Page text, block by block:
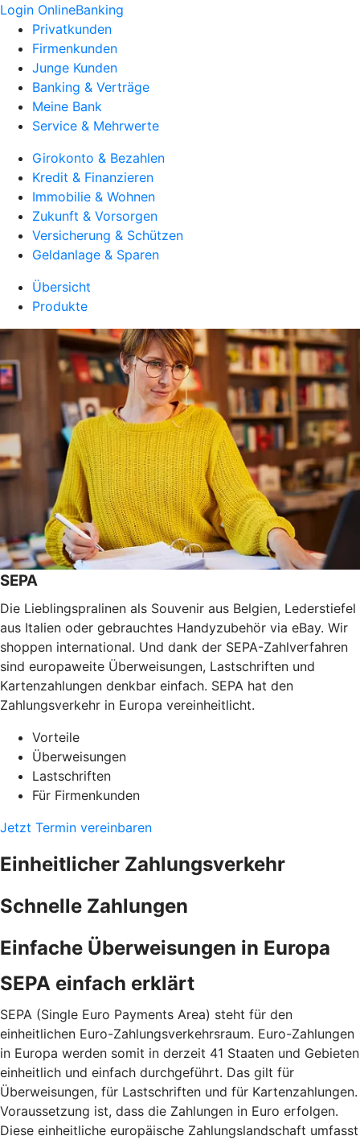
Login OnlineBanking
Privatkunden
Firmenkunden
Junge Kunden
Banking & Verträge
Meine Bank
Service & Mehrwerte
Girokonto & Bezahlen
Kredit & Finanzieren
Immobilie & Wohnen
Zukunft & Vorsorgen
Versicherung & Schützen
Geldanlage & Sparen
Übersicht
Produkte
SEPA
Die Lieblingspralinen als Souvenir aus Belgien, Lederstiefel
aus Italien oder gebrauchtes Handyzubehör via eBay. Wir
shoppen international. Und dank der SEPA-Zahlverfahren
sind europaweite Überweisungen, Lastschriften und
Kartenzahlungen denkbar einfach. SEPA hat den
Zahlungsverkehr in Europa vereinheitlicht.
Vorteile
Überweisungen
Lastschriften
Für Firmenkunden
Jetzt Termin vereinbaren
Einheitlicher Zahlungsverkehr
Schnelle Zahlungen
Einfache Überweisungen in Europa
SEPA einfach erklärt
SEPA (Single Euro Payments Area) steht für den
einheitlichen Euro-Zahlungsverkehrsraum. Euro-Zahlungen
in Europa werden somit in derzeit 41 Staaten und Gebieten
einheitlich und einfach durchgeführt. Das gilt für
Überweisungen, für Lastschriften und für Kartenzahlungen.
Voraussetzung ist, dass die Zahlungen in Euro erfolgen.
Diese einheitliche europäische Zahlungslandschaft umfasst